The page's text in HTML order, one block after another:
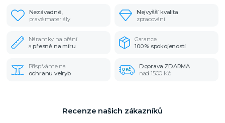
Nezávadné,
pravé materiály
Nejvyšší kvalita
zpracování
Náramky na přání
apřesně na míru
Garance
100% spokojenosti
Přispíváme na
ochranu velryb
Doprava ZDARMA
nad 1500 Kč
Recenze našich zákazníků